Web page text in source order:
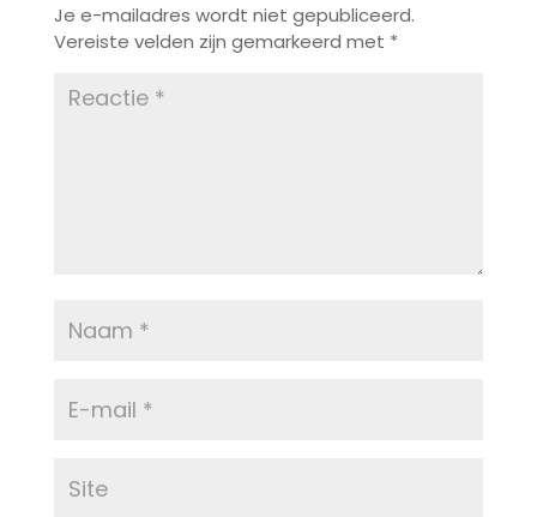
Je e-mailadres wordt niet gepubliceerd.
Vereiste velden zijn gemarkeerd met *